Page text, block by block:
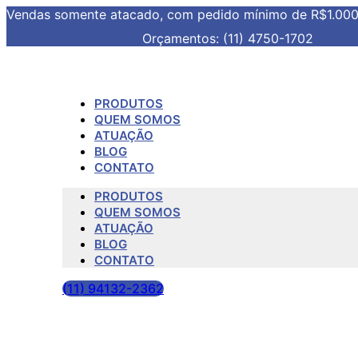
Vendas somente atacado, com pedido mínimo de R$1.000
Orçamentos: (11) 4750-1702
PRODUTOS
QUEM SOMOS
ATUAÇÃO
BLOG
CONTATO
PRODUTOS
QUEM SOMOS
ATUAÇÃO
BLOG
CONTATO
(11) 94132-2362